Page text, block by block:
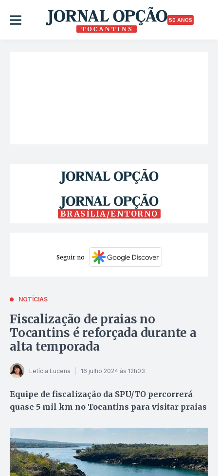
50 ANOS
BRASÍLIA/ENTORNO
Seguir no
NOTÍCIAS
Fiscalização de praias no
Tocantins é reforçada durante a
alta temporada
Letícia Lucena 16 julho 2024 às 12h03
Equipe de fiscalização da SPU/TO percorrerá
quase 5 mil km no Tocantins para visitar praias